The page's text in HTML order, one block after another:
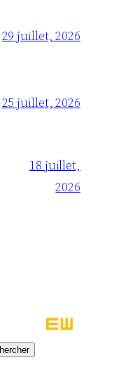
29 juillet, 2026
25 juillet, 2026
18 juillet,
2026